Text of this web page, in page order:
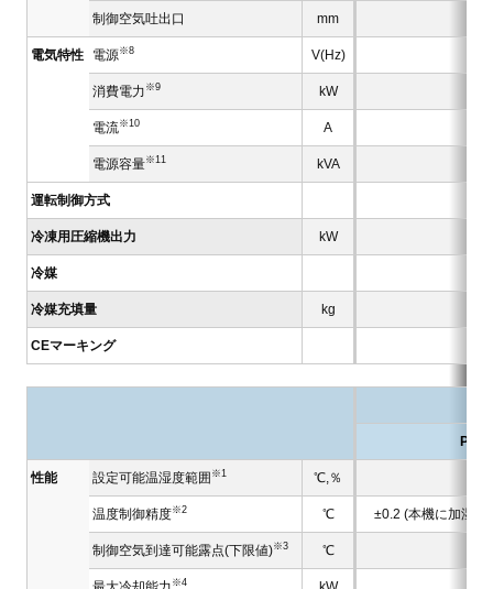
制御空気吐出口 mm
電気特性 電源※8 V(Hz)
消費電力 ※9 kW
電流※10 A
電源容量※11 kVA
運転制御方式
冷凍用圧縮機出力 kW
冷媒
冷媒充填量 kg
CEマーキング
性能 設定可能温湿度範囲 ※1 ℃,％
温度制御精度※2 ℃ ±0.2 (本機に加湿機
制御空気到達可能露点(下限値)※3 ℃
※4